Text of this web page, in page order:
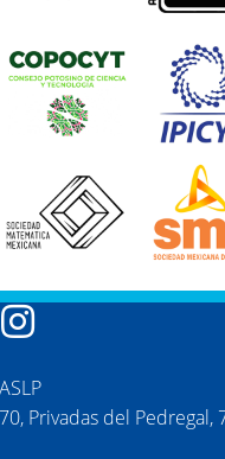
Privadas del Pedregal,